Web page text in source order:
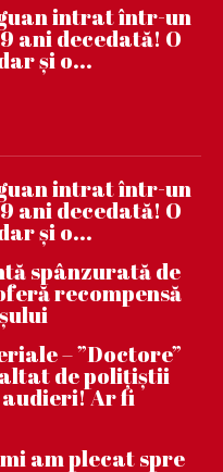
intrat într-un
ani decedată! O
și o...
intrat într-un
ani decedată! O
și o...
spânzurată de
recompensă
– ”Doctore”
de polițiștii
audieri! Ar fi
am plecat spre